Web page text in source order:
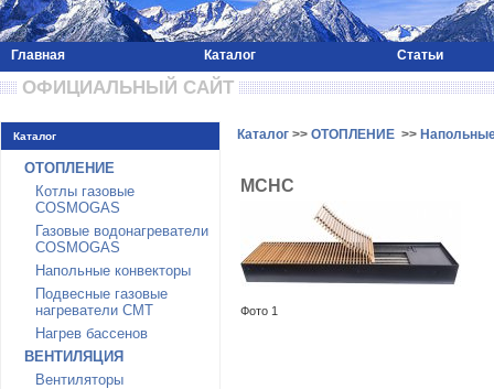
Главная Каталог Статьи
ОФИЦИАЛЬНЫЙ САЙТ
Каталог
ОТОПЛЕНИЕ
Котлы газовые
COSMOGAS
Газовые водонагреватели
COSMOGAS
Напольные конвекторы
Подвесные газовые
нагреватели CMT
Нагрев бассенов
ВЕНТИЛЯЦИЯ
Вентиляторы
Каталог >> ОТОПЛЕНИЕ >>
MСHC
Фото 1